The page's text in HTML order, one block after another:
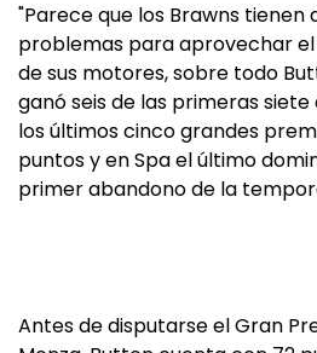
"Parece que los Brawns
problemas para aprovechar
de sus motores, sobre todo
ganó seis de las primeras
los últimos cinco grandes
puntos y en Spa el último
primer abandono de la
Antes de disputarse el Gran